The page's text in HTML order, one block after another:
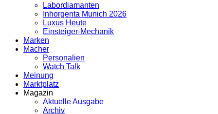
Labordiamanten
Inhorgenta Munich 2026
Luxus Heute
Einsteiger-Mechanik
Marken
Macher
Personalien
Watch Talk
Meinung
Marktplatz
Magazin
Aktuelle Ausgabe
Archiv